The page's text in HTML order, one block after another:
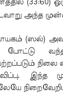
(33:60)
அந்த
(ஸல்)
வந்த
இந்த